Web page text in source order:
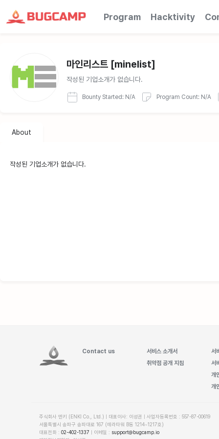
Program Hacktivity
마인리스트 [minelist]
작성된 기업소개가 없습니다.
Bounty Started: N/A Program Count: N/A
About
작성된 기업소개가 없습니다.
Contact us
서비스 소개서
취약점 공개 지침
서
서
개
개
주식회사 엔키 (ENKI Co., Ltd.) | 대표이사: 이성권 | 사업자등록번호 : 557-87-00619
서울특별시 송파구 송파대로 167 (테라타워 B동 1214~1217호)
대표전화 : 02-402-1337 | 이메일 : support@bugcamp.io